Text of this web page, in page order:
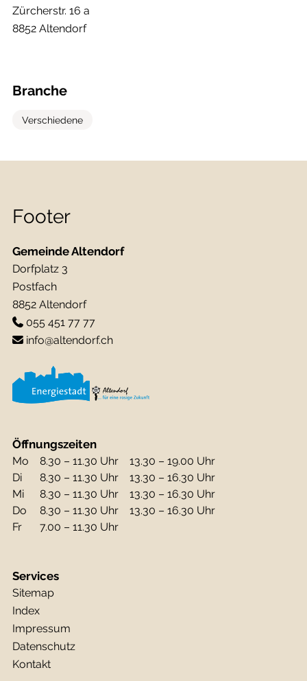
Zürcherstr. 16 a
8852 Altendorf
Branche
Verschiedene
Footer
Gemeinde Altendorf
Dorfplatz 3
Postfach
8852 Altendorf
055 451 77 77
info@altendorf.ch
Öffnungszeiten
Mo 8.30 – 11.30 Uhr
13.30 – 19.00 Uhr
Di
8.30 – 11.30 Uhr
13.30 – 16.30 Uhr
Mi
8.30 – 11.30 Uhr
13.30 – 16.30 Uhr
Do
8.30 – 11.30 Uhr
13.30 – 16.30 Uhr
Fr
7.00 – 11.30 Uhr
Services
Sitemap
Index
Impressum
Datenschutz
Kontakt